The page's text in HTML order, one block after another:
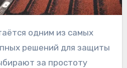
решений для защиты
за простоту